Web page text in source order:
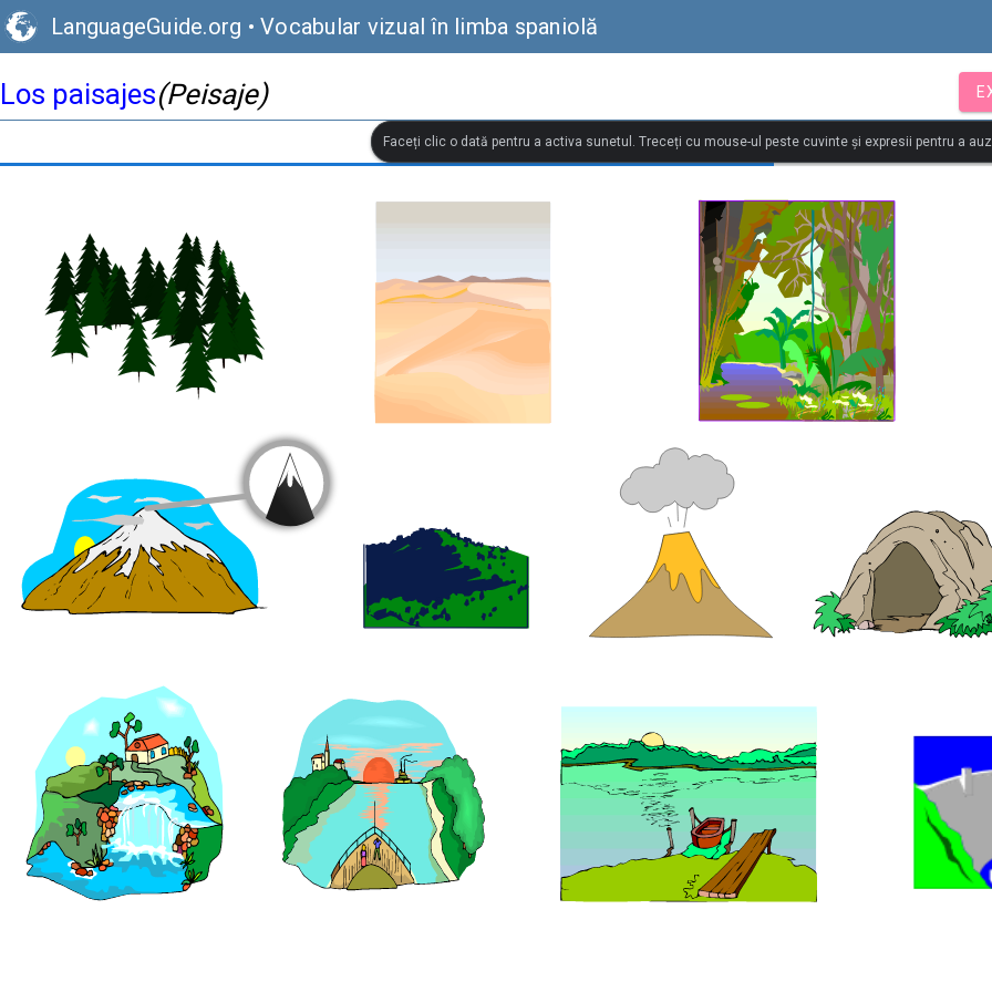
LanguageGuide.org • Vocabular vizual în limba spaniolă
Los paisajes(Peisaje)
Faceți clic o dată pentru a activa sunetul. Treceți cu mouse-ul peste cuvinte și expresii pentru a